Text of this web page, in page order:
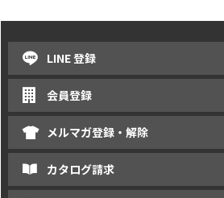
LINE 登録
会員登録
メルマガ登録・解除
カタログ請求